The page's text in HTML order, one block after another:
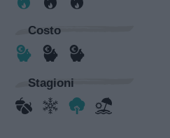
Costo
Stagioni